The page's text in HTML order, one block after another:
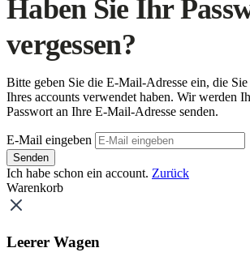
Haben Sie Ihr
vergessen?
Bitte geben Sie die E-Mail-Adresse ein, die
Ihres accounts verwendet haben. Wir werden
Passwort an Ihre E-Mail-Adresse senden.
E-Mail eingeben
Senden
Ich habe schon ein account. Zurück
Warenkorb
Leerer Wagen